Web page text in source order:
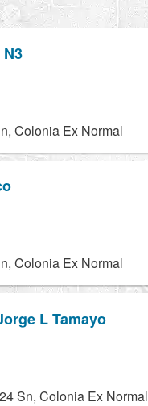
Colonia Ex Normal
Colonia Ex Normal
L Tamayo
Sn, Colonia Ex Normal